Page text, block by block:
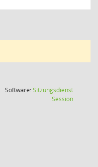
Software:Sitzungsdienst
Session(Wird in